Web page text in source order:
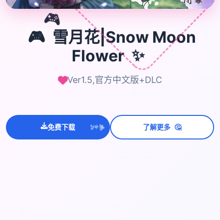
🎮
🎮 雪月花|Snow Moon
Flower ✨
Ver1.5,官方中文版+DLC
免费下载 ✨
⭐💫 了解更多 🤔